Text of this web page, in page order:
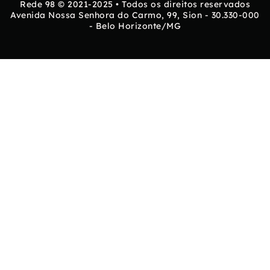
Rede 98 © 2021-2025 • Todos os direitos reservados
Avenida Nossa Senhora do Carmo, 99, Sion - 30.330-000
- Belo Horizonte/MG